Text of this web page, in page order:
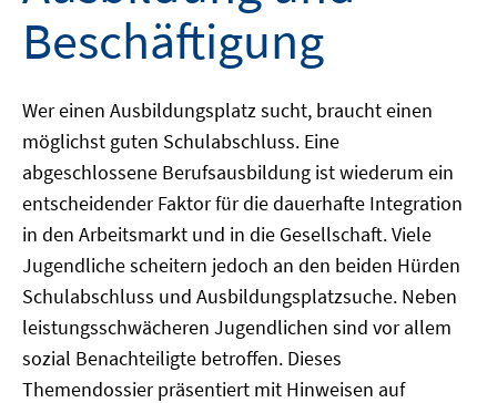
Beschäftigung
Wer einen Ausbildungsplatz sucht, braucht einen
möglichst guten Schulabschluss. Eine
abgeschlossene Berufsausbildung ist wiederum ein
entscheidender Faktor für die dauerhafte Integration
in den Arbeitsmarkt und in die Gesellschaft. Viele
Jugendliche scheitern jedoch an den beiden Hürden
Schulabschluss und Ausbildungsplatzsuche. Neben
leistungsschwächeren Jugendlichen sind vor allem
sozial Benachteiligte betroffen. Dieses
Themendossier präsentiert mit Hinweisen auf